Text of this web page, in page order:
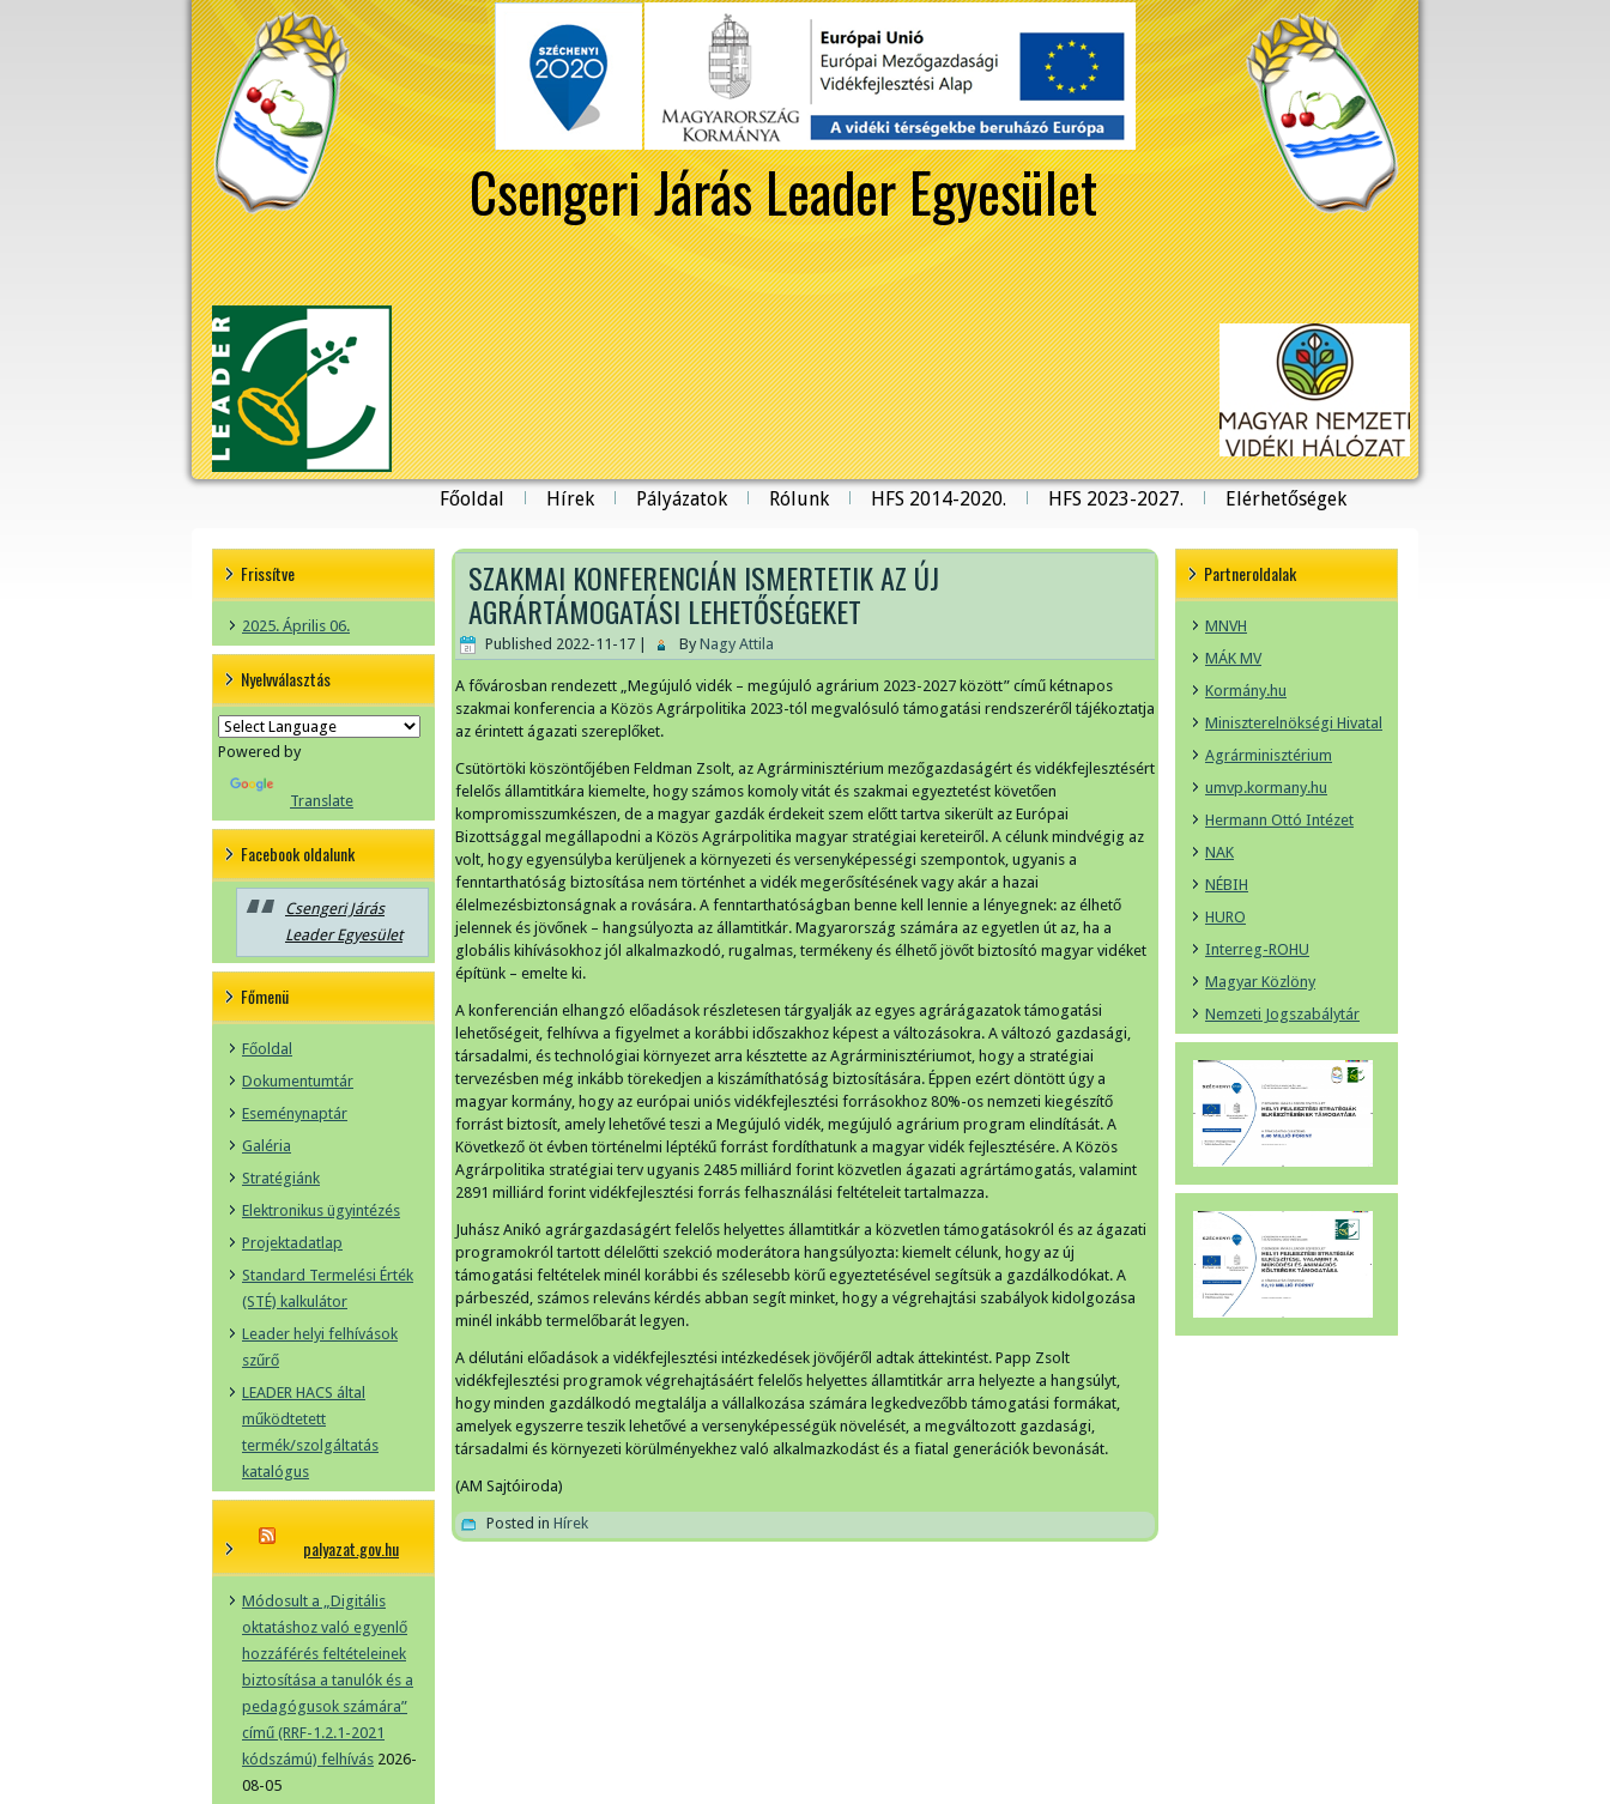
Csengeri Járás Leader Egyesület
Főoldal Hírek Pályázatok Rólunk HFS 2014-2020. HFS 2023-2027. Elérhetőségek
Frissítve
2025. Április 06.
Nyelvválasztás
Powered by
Translate
Facebook oldalunk
Csengeri Járás
Leader Egyesület
Főmenü
Főoldal
Dokumentumtár
Eseménynaptár
Galéria
Stratégiánk
Elektronikus ügyintézés
Projektadatlap
Standard Termelési Érték
(STÉ) kalkulátor
Leader helyi felhívások
szűrő
LEADER HACS által
működtetett
termék/szolgáltatás
katalógus
palyazat.gov.hu
Módosult a „Digitális
oktatáshoz való egyenlő
hozzáférés feltételeinek
biztosítása a tanulók és a
pedagógusok számára”
című (RRF-1.2.1-2021
kódszámú) felhívás 2026-
08-05
SZAKMAI KONFERENCIÁN ISMERTETIK AZ ÚJ
AGRÁRTÁMOGATÁSI LEHETŐSÉGEKET
Published 2022-11-17 By Nagy Attila
A fővárosban rendezett „Megújuló vidék – megújuló agrárium 2023-2027 között” című kétnapos
szakmai konferencia a Közös Agrárpolitika 2023-tól megvalósuló támogatási rendszeréről tájékoztatja
az érintett ágazati szereplőket.
Csütörtöki köszöntőjében Feldman Zsolt, az Agrárminisztérium mezőgazdaságért és vidékfejlesztésért
felelős államtitkára kiemelte, hogy számos komoly vitát és szakmai egyeztetést követően
kompromisszumkészen, de a magyar gazdák érdekeit szem előtt tartva sikerült az Európai
Bizottsággal megállapodni a Közös Agrárpolitika magyar stratégiai kereteiről. A célunk mindvégig az
volt, hogy egyensúlyba kerüljenek a környezeti és versenyképességi szempontok, ugyanis a
fenntarthatóság biztosítása nem történhet a vidék megerősítésének vagy akár a hazai
élelmezésbiztonságnak a rovására. A fenntarthatóságban benne kell lennie a lényegnek: az élhető
jelennek és jövőnek – hangsúlyozta az államtitkár. Magyarország számára az egyetlen út az, ha a
globális kihívásokhoz jól alkalmazkodó, rugalmas, termékeny és élhető jövőt biztosító magyar vidéket
építünk – emelte ki.
A konferencián elhangzó előadások részletesen tárgyalják az egyes agrárágazatok támogatási
lehetőségeit, felhívva a figyelmet a korábbi időszakhoz képest a változásokra. A változó gazdasági,
társadalmi, és technológiai környezet arra késztette az Agrárminisztériumot, hogy a stratégiai
tervezésben még inkább törekedjen a kiszámíthatóság biztosítására. Éppen ezért döntött úgy a
magyar kormány, hogy az európai uniós vidékfejlesztési forrásokhoz 80%-os nemzeti kiegészítő
forrást biztosít, amely lehetővé teszi a Megújuló vidék, megújuló agrárium program elindítását. A
Következő öt évben történelmi léptékű forrást fordíthatunk a magyar vidék fejlesztésére. A Közös
Agrárpolitika stratégiai terv ugyanis 2485 milliárd forint közvetlen ágazati agrártámogatás, valamint
2891 milliárd forint vidékfejlesztési forrás felhasználási feltételeit tartalmazza.
Juhász Anikó agrárgazdaságért felelős helyettes államtitkár a közvetlen támogatásokról és az ágazati
programokról tartott délelőtti szekció moderátora hangsúlyozta: kiemelt célunk, hogy az új
támogatási feltételek minél korábbi és szélesebb körű egyeztetésével segítsük a gazdálkodókat. A
párbeszéd, számos releváns kérdés abban segít minket, hogy a végrehajtási szabályok kidolgozása
minél inkább termelőbarát legyen.
A délutáni előadások a vidékfejlesztési intézkedések jövőjéről adtak áttekintést. Papp Zsolt
vidékfejlesztési programok végrehajtásáért felelős helyettes államtitkár arra helyezte a hangsúlyt,
hogy minden gazdálkodó megtalálja a vállalkozása számára legkedvezőbb támogatási formákat,
amelyek egyszerre teszik lehetővé a versenyképességük növelését, a megváltozott gazdasági,
társadalmi és környezeti körülményekhez való alkalmazkodást és a fiatal generációk bevonását.
(AM Sajtóiroda)
Posted in Hírek
Partneroldalak
MNVH
MÁK MV
Kormány.hu
Miniszterelnökségi Hivatal
Agrárminisztérium
umvp.kormany.hu
Hermann Ottó Intézet
NAK
NÉBIH
HURO
Interreg-ROHU
Magyar Közlöny
Nemzeti Jogszabálytár